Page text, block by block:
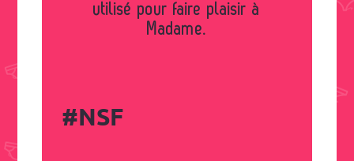
utilisé pour faire plaisir à
Madame.
#NSF